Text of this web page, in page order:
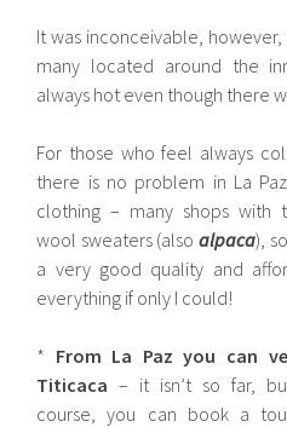
It was inconceivable,
many located around the
always hot even though there
For those who feel always
there is no problem in La
clothing – many shops with
wool sweaters (also alpaca),
a very good quality and
everything if only I could!
* From La Paz you can
Titicaca – it isn’t so far,
course, you can book a